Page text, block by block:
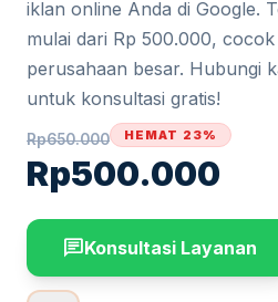
iklan online Anda di Google.
mulai dari Rp 500.000,
perusahaan besar. Hubungi
untuk konsultasi gratis!
Rp650.000
Rp500.000
HEMAT 23%
chatKonsultasi Layanan